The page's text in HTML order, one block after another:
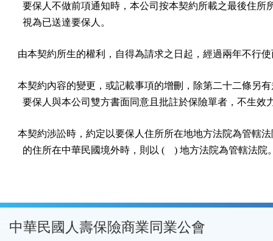
要保人不做前項通知時，本公司按本契約所載之最後住所
  視為已送達要保人。
由本契約所生的權利，自得為請求之日起，經過兩年不行
本契約內容的變更，或記載事項的增刪，除第二十二條另
要保人與本公司雙方書面同意且批註於保險單者，不生效
本契約涉訟時，約定以要保人住所所在地地方法院為管轄
的住所在中華民國境外時，則以 (    ) 地方法院為管轄法院
:::中華民國人壽保險商業同業公會